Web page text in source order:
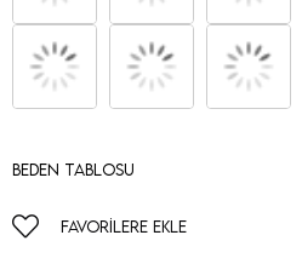
Beden Tablosu
FAVORILERE EKLE